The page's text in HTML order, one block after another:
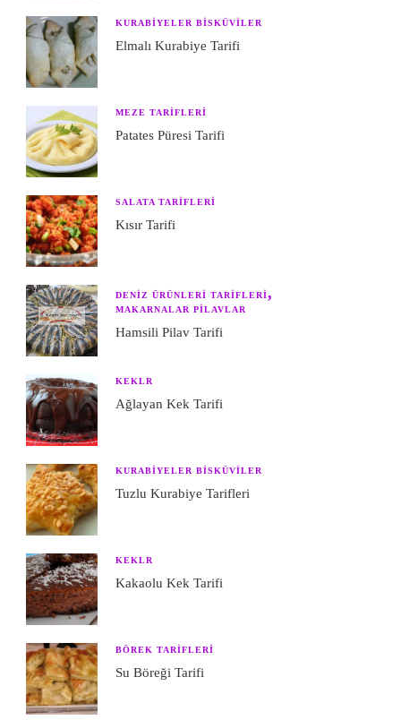
KURABIYELER BISKÜVILER
Elmalı Kurabiye Tarifi
MEZE TARIFLERI
Patates Püresi Tarifi
SALATA TARIFLERI
Kısır Tarifi
DENIZ ÜRÜNLERI TARIFLERI
MAKARNALAR PILAVLAR
Hamsili Pilav Tarifi
KEKLR
Ağlayan Kek Tarifi
KURABIYELER BISKÜVILER
Tuzlu Kurabiye Tarifleri
KEKLR
Kakaolu Kek Tarifi
BÖREK TARIFLERI
Su Böreği Tarifi